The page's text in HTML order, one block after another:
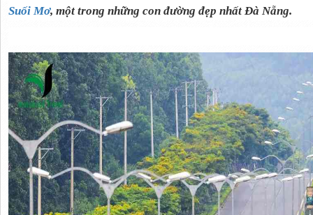
Suối Mơ, một trong những con đường đẹp nhất Đà Nẵng.